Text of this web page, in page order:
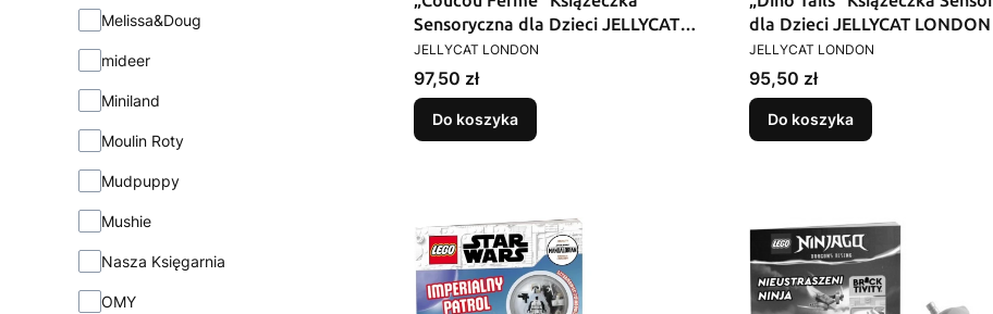
Melissa&Doug
mideer
Miniland
Moulin Roty
Mudpuppy
Mushie
Nasza Księgarnia
OMY
Sensoryczna dla Dzieci JELLYCAT
LONDON
PRODUCENT
JELLYCAT LONDON
Cena
97,50 zł
Do koszyka
dla Dzieci JELLYCAT LONDON
PRODUCENT
JELLYCAT LONDON
Cena
95,50 zł
Do koszyka